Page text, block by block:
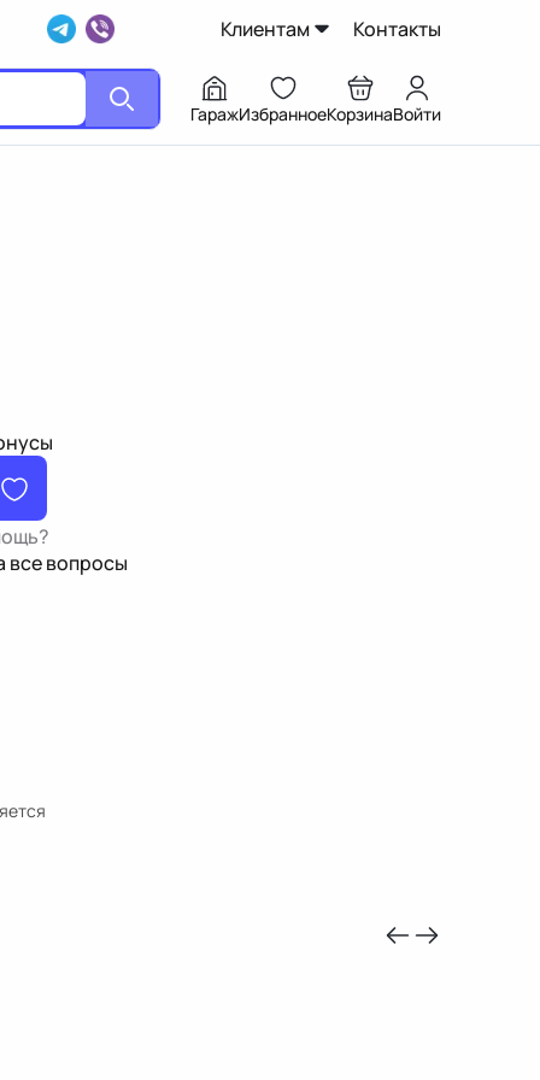
Клиентам Контакты
ГаражИзбранноеКорзинаВойти
все вопросы